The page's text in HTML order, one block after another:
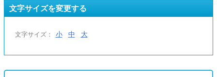
文字サイズを変更する
文字サイズ： 小 中 大